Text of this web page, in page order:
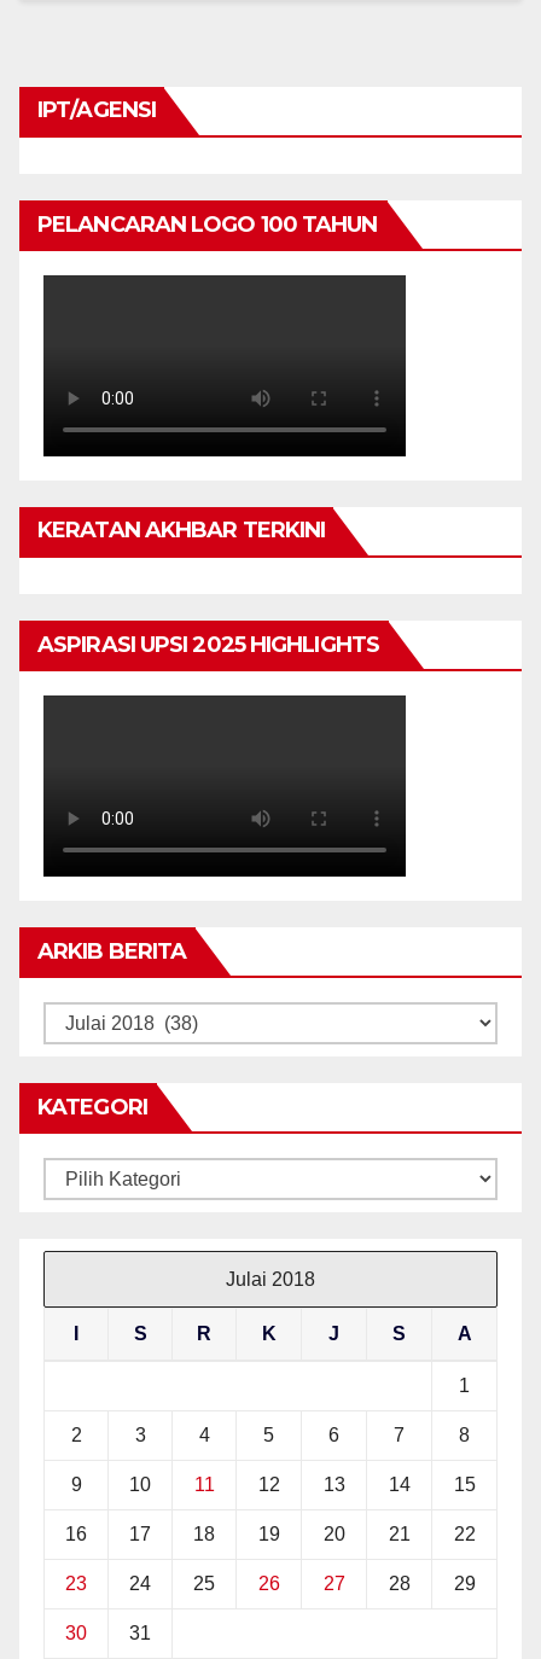
IPT/AGENSI
PELANCARAN LOGO 100 TAHUN
KERATAN AKHBAR TERKINI
ASPIRASI UPSI 2025 HIGHLIGHTS
ARKIB BERITA
ARKIB
KATEGORI
Kategori
Julai 2018
S R K J S A
1
2 3 4 5 6 7 8
9 10 11 12 13 14 15
16 17 18 19 20 21 22
23 24 25 26 27 28 29
30 31